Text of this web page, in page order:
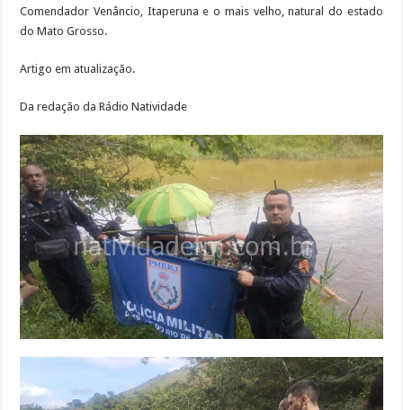
Comendador Venâncio, Itaperuna e o mais velho, natural do estado
do Mato Grosso.
Artigo em atualização.
Da redação da Rádio Natividade